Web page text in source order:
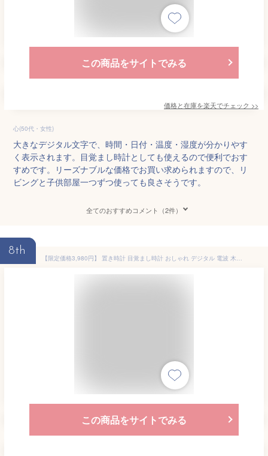
この商品をサイトでみる
価格と在庫を楽天でチェック >>
心(50代・女性)
大きなデジタル文字で、時間・日付・温度・湿度が分かりやす
く表示されます。目覚まし時計としても使えるので便利でおす
すめです。リーズナブルな価格でお買い求められますので、リ
ビングと子供部屋一つずつ使っても良さそうです。
全てのおすすめコメント（2件）
8th
【限定価格3,980円】 置き時計 目覚まし時計 おしゃれ デジタル 電波 木目調 大音量 デジタル時計 日付 置時計 電波時計 木製 温度 湿度 コンパクト 四角 リビング 夜 見やすい アラーム ウッド 北欧 アンティーク 卓上 操作 簡単 音量調節 アラーム 複数設定
この商品をサイトでみる